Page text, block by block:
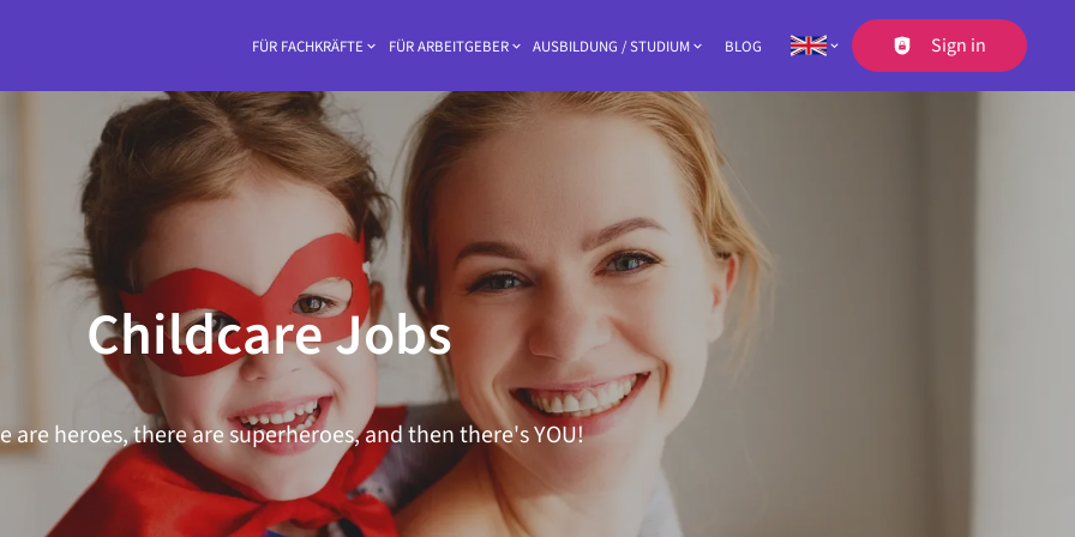
Header navigation
FÜR FACHKRÄFTE FÜR ARBEITGEBER AUSBILDUNG / STUDIUM BLOG Sign in
Childcare Jobs
are heroes, there are superheroes, and then there's YOU!